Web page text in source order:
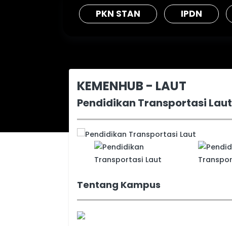
PKN STAN IPDN
KEMENHUB - LAUT
Pendidikan Transportasi Laut
Tentang Kampus